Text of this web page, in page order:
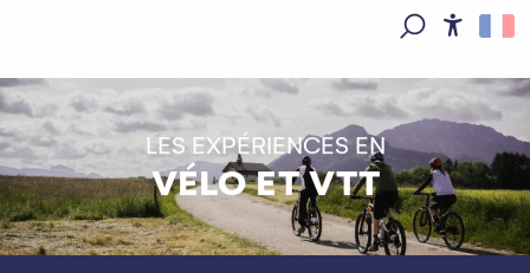
principal
LES EXPÉRIENCES EN
VÉLO ET VTT